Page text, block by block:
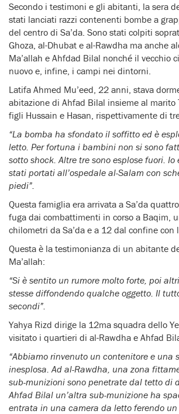
Secondo i testimoni e gli abitanti, la sera
stati lanciati razzi contenenti bombe a
del centro di Sa’da. Sono stati colpiti
Ghoza, al-Dhubat e al-Rawdha ma anche
Ma’allah e Ahfdad Bilal nonché il vecchio
nuovo e, infine, i campi nei dintorni.
Latifa Ahmed Mu’eed, 22 anni, stava
abitazione di Ahfad Bilal insieme al marito
figli Hussain e Hasan, rispettivamente di
“La bomba ha sfondato il soffitto ed è
letto. Per fortuna i bambini non si sono
sotto shock. Altre tre sono esplose fuori.
stati portati all’ospedale al-Salam con
piedi”.
Questa famiglia era arrivata a Sa’da
fuga dai combattimenti in corso a Baqim,
chilometri da Sa’da e a 12 dal confine con
Questa è la testimonianza di un abitante
Ma’allah:
“Si è sentito un rumore molto forte, poi
stesse diffondendo qualche oggetto. Il
secondi”.
Yahya Rizd dirige la 12ma squadra dello
visitato i quartieri di al-Rawdha e Ahfad
“Abbiamo rinvenuto un contenitore e una
inesplosa. Ad al-Rawdha, una zona
sub-munizioni sono penetrate dal tetto di
Ahfad Bilal un’altra sub-munizione ha
entrata in una camera da letto ferendo un